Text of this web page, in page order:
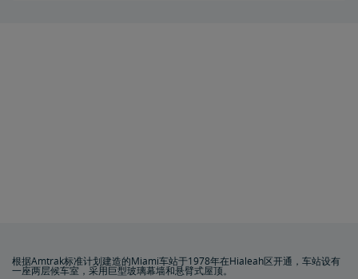
根据Amtrak标准计划建造的Miami车站于1978年在Hialeah区开通，车站设有
一座两层候车室，采用巨型玻璃幕墙和悬臂式屋顶。